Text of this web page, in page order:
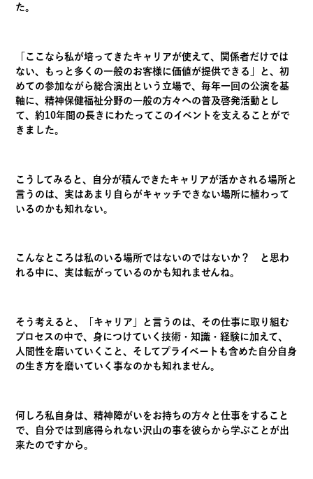
た。
「ここなら私が培ってきたキャリアが使えて、関係者だけでは
ない、もっと多くの一般のお客様に価値が提供できる」と、初
めての参加ながら総合演出という立場で、毎年一回の公演を基
軸に、精神保健福祉分野の一般の方々への普及啓発活動とし
て、約10年間の長きにわたってこのイベントを支えることがで
きました。
こうしてみると、自分が積んできたキャリアが活かされる場所と
言うのは、実はあまり自らがキャッチできない場所に植わって
いるのかも知れない。
こんなところは私のいる場所ではないのではないか？ と思わ
れる中に、実は転がっているのかも知れませんね。
そう考えると、「キャリア」と言うのは、その仕事に取り組む
プロセスの中で、身につけていく技術・知識・経験に加えて、
人間性を磨いていくこと、そしてプライベートも含めた自分自身
の生き方を磨いていく事なのかも知れません。
何しろ私自身は、精神障がいをお持ちの方々と仕事をすること
で、自分では到底得られない沢山の事を彼らから学ぶことが出
来たのですから。